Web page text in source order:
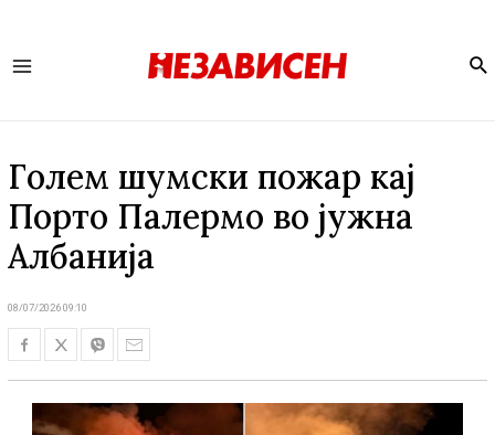
Голем шумски пожар кај
Порто Палермо во јужна
Албанија
08/07/2026 09:10